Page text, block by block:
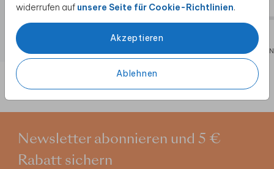
widerrufen auf unsere Seite für Cookie-Richtlinien.
Akzeptieren
Ablehnen
Newsletter abonnieren und 5 €
Rabatt sichern